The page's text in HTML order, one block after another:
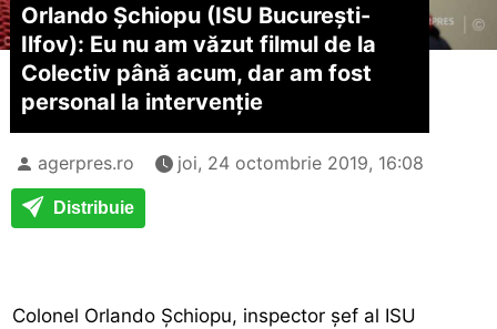
Orlando Şchiopu (ISU Bucureşti-
Ilfov): Eu nu am văzut filmul de la
Colectiv până acum, dar am fost
personal la intervenţie
agerpres.ro joi, 24 octombrie 2019, 16:08
Distribuie
Colonel Orlando Şchiopu, inspector şef al ISU